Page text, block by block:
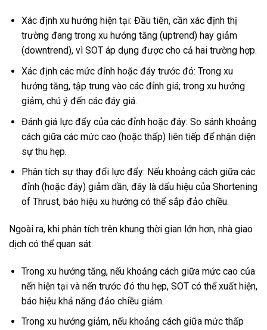
Xác định xu hướng hiện tại: Đầu tiên, cần xác định thị
trường đang trong xu hướng tăng (uptrend) hay giảm
(downtrend), vì SOT áp dụng được cho cả hai trường hợp.
Xác định các mức đỉnh hoặc đáy trước đó: Trong xu
hướng tăng, tập trung vào các đỉnh giá; trong xu hướng
giảm, chú ý đến các đáy giá.
Đánh giá lực đẩy của các đỉnh hoặc đáy: So sánh khoảng
cách giữa các mức cao (hoặc thấp) liên tiếp để nhận diện
sự thu hẹp.
Phân tích sự thay đổi lực đẩy: Nếu khoảng cách giữa các
đỉnh (hoặc đáy) giảm dần, đây là dấu hiệu của Shortening
of Thrust, báo hiệu xu hướng có thể sắp đảo chiều.
Ngoài ra, khi phân tích trên khung thời gian lớn hơn, nhà giao
dịch có thể quan sát:
Trong xu hướng tăng, nếu khoảng cách giữa mức cao của
nến hiện tại và nến trước đó thu hẹp, SOT có thể xuất hiện,
báo hiệu khả năng đảo chiều giảm.
Trong xu hướng giảm, nếu khoảng cách giữa mức thấp